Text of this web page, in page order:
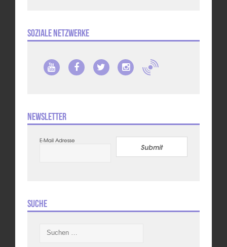
Soziale Netzwerke
Newsletter
E-Mail Adresse
Submit
Suche
nach: